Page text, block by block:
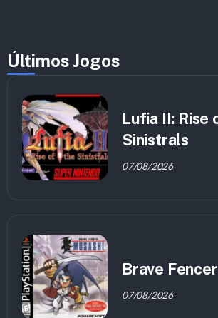
Últimos Jogos
Lufia II: Rise
Sinistrals
07/08/2026
Brave
07/08/2026